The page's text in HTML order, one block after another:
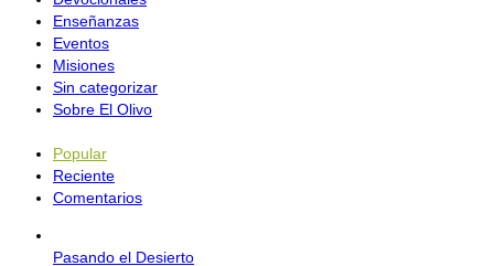
Enseñanzas
Eventos
Misiones
Sin categorizar
Sobre El Olivo
Popular
Reciente
Comentarios
Pasando el Desierto